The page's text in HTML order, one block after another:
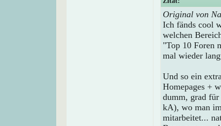
Original von
Ich fänds cool
welchen
"Top 10 Foren
mal wieder
Und so ein
Homepages +
dumm, grad
kA), wo man
mitarbeitet...